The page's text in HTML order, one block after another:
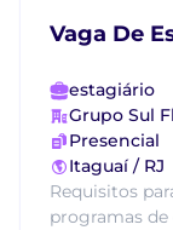
Vaga De
estagiário
Grupo Sul
Presencial
Itaguaí / RJ
Requisitos
programas de